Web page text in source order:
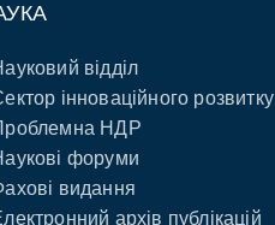
відділ
інноваційного розвитку
НДР
форуми
видання
архів публікацій